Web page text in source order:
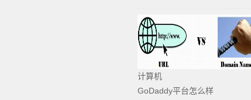
计算机
GoDaddy平台怎么样